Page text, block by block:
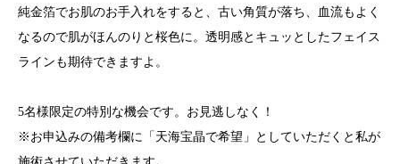
純金箔でお肌のお手入れをすると、古い角質が落ち、血流もよく
なるので肌がほんのりと桜色に。透明感とキュッとしたフェイス
ラインも期待できますよ。
5名様限定の特別な機会です。お見逃しなく！
※お申込みの備考欄に「天海宝晶で希望」としていただくと私が